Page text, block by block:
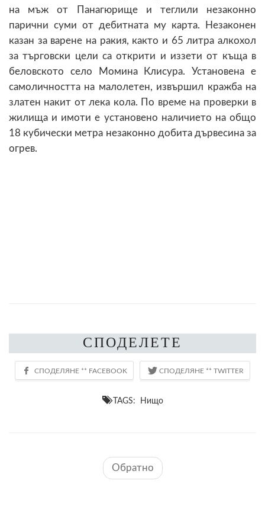
на мъж от Панагюрище и теглили незаконно
парични суми от дебитната му карта. Незаконен
казан за варене на ракия, както и 65 литра алкохол
за търговски цели са открити и иззети от къща в
беловското село Момина Клисура. Установена е
самоличността на малолетен, извършил кражба на
златен накит от лека кола. По време на проверки в
жилища и имоти е установено наличието на общо
18 кубически метра незаконно добита дървесина за
огрев.
СПОДЕЛЕТЕ
TAGS: Нищо
Обратно